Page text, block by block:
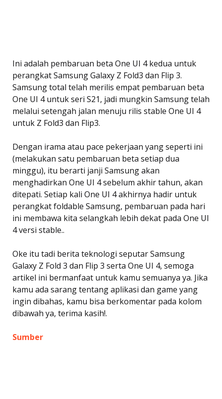
Ini adalah pembaruan beta One UI 4 kedua untuk
perangkat Samsung Galaxy Z Fold3 dan Flip 3.
Samsung total telah merilis empat pembaruan beta
One UI 4 untuk seri S21, jadi mungkin Samsung telah
melalui setengah jalan menuju rilis stable One UI 4
untuk Z Fold3 dan Flip3.
Dengan irama atau pace pekerjaan yang seperti ini
(melakukan satu pembaruan beta setiap dua
minggu), itu berarti janji Samsung akan
menghadirkan One UI 4 sebelum akhir tahun, akan
ditepati. Setiap kali One UI 4 akhirnya hadir untuk
perangkat foldable Samsung, pembaruan pada hari
ini membawa kita selangkah lebih dekat pada One UI
4 versi stable..
Oke itu tadi berita teknologi seputar Samsung
Galaxy Z Fold 3 dan Flip 3 serta One UI 4, semoga
artikel ini bermanfaat untuk kamu semuanya ya. Jika
kamu ada sarang tentang aplikasi dan game yang
ingin dibahas, kamu bisa berkomentar pada kolom
dibawah ya, terima kasih!.
Sumber